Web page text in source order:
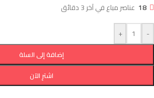
18 عناصر مباع في آخر 3 دقائق
-
+
إضافة إلى السلة
اشترِ الآن